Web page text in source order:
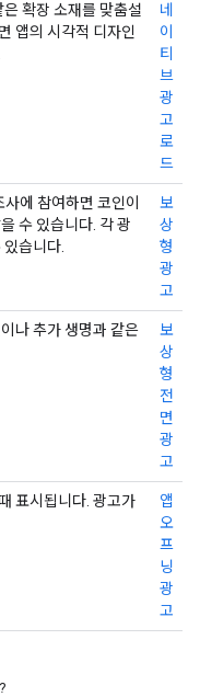
확장 소재를 맞춤설
앱의 시각적 디자인
네
이
티
브
광
고
로
드
에 참여하면 코인이
수 있습니다. 각 광
습니다.
보
상
형
광
고
나 추가 생명과 같은
보
상
형
전
면
광
고
표시됩니다. 광고가
앱
오
프
닝
광
고